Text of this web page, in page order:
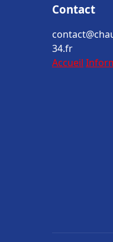
Contact
34.fr
Accueil